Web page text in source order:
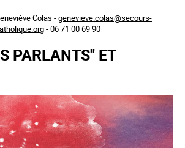
Colas -genevieve.colas@secours-
- 06 71 00 69 90
PARLANTS" ET